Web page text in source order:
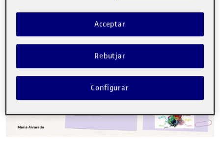
Rebutjar
Acceptar
Configurar